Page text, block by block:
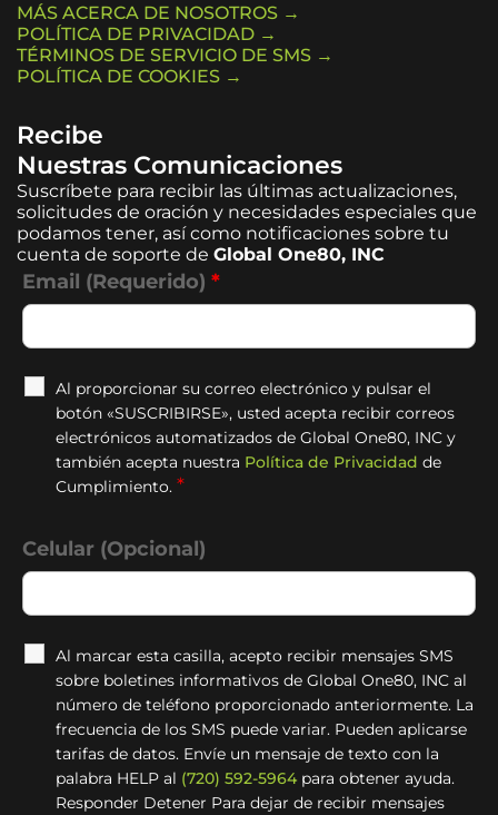
MÁS ACERCA DE NOSOTROS →
POLÍTICA DE PRIVACIDAD →
TÉRMINOS DE SERVICIO DE SMS →
POLÍTICA DE COOKIES →
Recibe
Nuestras Comunicaciones
Suscríbete para recibir las últimas actualizaciones,
solicitudes de oración y necesidades especiales que
podamos tener, así como notificaciones sobre tu
cuenta de soporte de Global One80, INC
Email (Requerido) *
Al proporcionar su correo electrónico y pulsar el
botón «SUSCRIBIRSE», usted acepta recibir correos
electrónicos automatizados de Global One80, INC y
también acepta nuestra Política de Privacidad de
Cumplimiento. *
Celular (Opcional)
Al marcar esta casilla, acepto recibir mensajes SMS
sobre boletines informativos de Global One80, INC al
número de teléfono proporcionado anteriormente. La
frecuencia de los SMS puede variar. Pueden aplicarse
tarifas de datos. Envíe un mensaje de texto con la
palabra HELP al (720) 592-5964 para obtener ayuda.
Responder Detener Para dejar de recibir mensajes